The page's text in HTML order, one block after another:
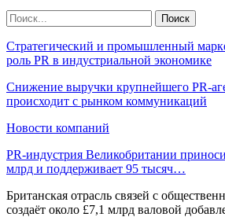
Стратегический и промышленный
роль PR в индустриальной экономике
Снижение выручки крупнейшего PR-
происходит с рынком коммуникаций
Новости компаний
PR-индустрия Великобритании
млрд и поддерживает 95 тысяч…
Британская отрасль связей с
создаёт около £7,1 млрд валовой